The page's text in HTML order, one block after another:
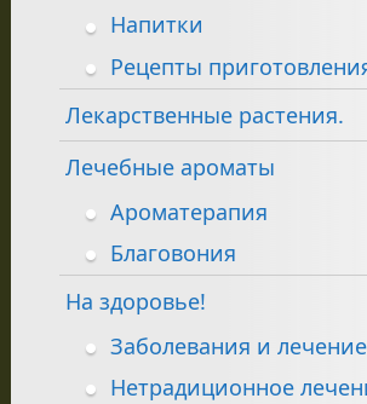
Напитки
Рецепты
Лекарственные растения.
Лечебные ароматы
Ароматерапия
Благовония
На здоровье!
Заболевания и лечение
Нетрадиционное